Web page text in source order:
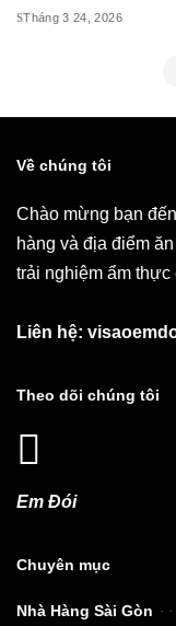
Tháng 3 24, 2026
Về chúng tôi
Chào mừng bạn
hàng và địa điểm
trải nghiệm ẩm thực
Liên hệ:
Theo dõi chúng tôi
Em Đói
Chuyên mục
Nhà Hàng Sài Gòn